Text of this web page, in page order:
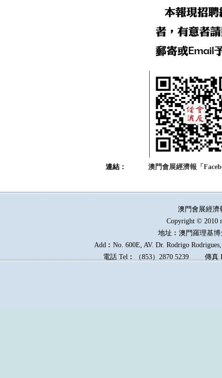
連結： 澳門會展經濟報「
澳門會展經
Copyright © 2010
地址︰澳門羅理基
Add︰No. 600E, AV. Dr. Rodrigo
電話 Tel︰（853）2870 5239傳真